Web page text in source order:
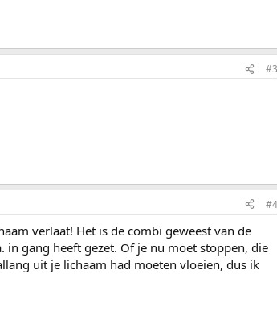
#3
#4
verlaat! Het is de combi geweest van de
in gang heeft gezet. Of je nu moet stoppen, die
uit je lichaam had moeten vloeien, dus ik